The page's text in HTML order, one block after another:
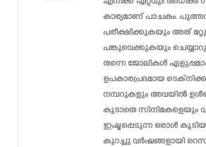
കാര്യമാണ് പാചകം.
പരീക്ഷിക്കുകയും അത്
പങ്കുവെക്കുകയും
തന്നെ ജോലികൾ
ഉപകാരപ്രദമായ
നമ്പറുകളും അവയിൽ
കൂടാതെ സിനിമകളെയും
ഇഷ്ടപ്പെടുന്ന ഒരാൾ
കുറച്ചു വർഷങ്ങളായി